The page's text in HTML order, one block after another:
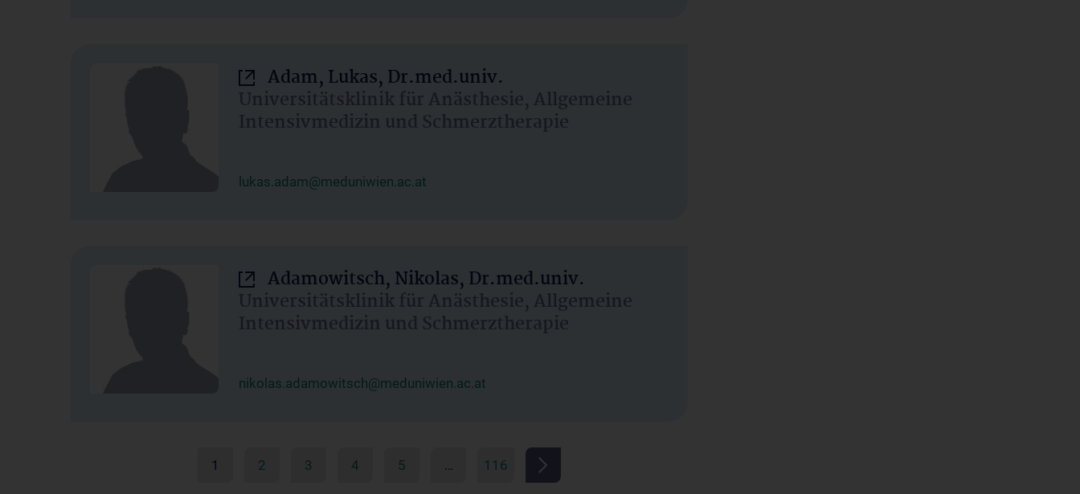
Adam, Lukas, Dr.med.univ.
Universitätsklinik für Anästhesie, Allgemeine
Intensivmedizin und Schmerztherapie
lukas.adam@meduniwien.ac.at
Adamowitsch, Nikolas, Dr.med.univ.
Universitätsklinik für Anästhesie, Allgemeine
Intensivmedizin und Schmerztherapie
nikolas.adamowitsch@meduniwien.ac.at
1 2 3 4 5 … 116